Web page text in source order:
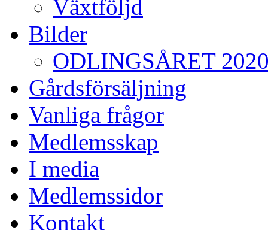
Växtföljd
Bilder
ODLINGSÅRET
Gårdsförsäljning
Vanliga frågor
Medlemsskap
I media
Medlemssidor
Kontakt